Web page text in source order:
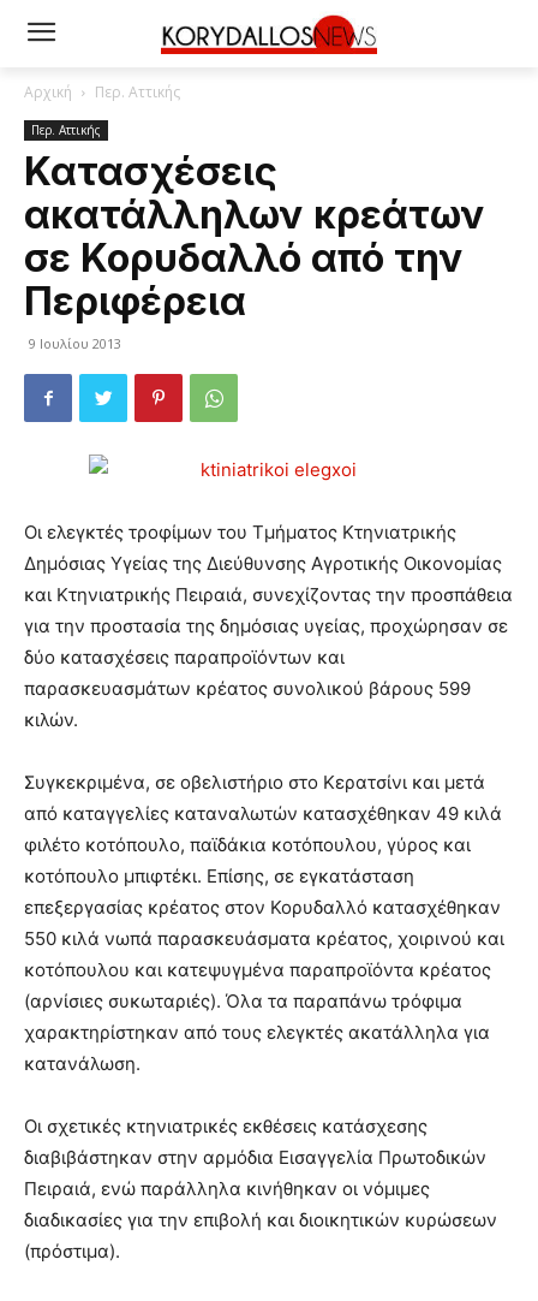
Αρχική Περ. Αττικής
Περ. Αττικής
Κατασχέσεις
ακατάλληλων κρεάτων
σε Κορυδαλλό από την
Περιφέρεια
9 Ιουλίου 2013
Οι ελεγκτές τροφίμων του Τμήματος Κτηνιατρικής
Δημόσιας Υγείας της Διεύθυνσης Αγροτικής Οικονομίας
και Κτηνιατρικής Πειραιά, συνεχίζοντας την προσπάθεια
για την προστασία της δημόσιας υγείας, προχώρησαν σε
δύο κατασχέσεις παραπροϊόντων και
παρασκευασμάτων κρέατος συνολικού βάρους 599
κιλών.
Συγκεκριμένα, σε οβελιστήριο στο Κερατσίνι και μετά
από καταγγελίες καταναλωτών κατασχέθηκαν 49 κιλά
φιλέτο κοτόπουλο, παϊδάκια κοτόπουλου, γύρος και
κοτόπουλο μπιφτέκι. Επίσης, σε εγκατάσταση
επεξεργασίας κρέατος στον Κορυδαλλό κατασχέθηκαν
550 κιλά νωπά παρασκευάσματα κρέατος, χοιρινού και
κοτόπουλου και κατεψυγμένα παραπροϊόντα κρέατος
(αρνίσιες συκωταριές). Όλα τα παραπάνω τρόφιμα
χαρακτηρίστηκαν από τους ελεγκτές ακατάλληλα για
κατανάλωση.
Οι σχετικές κτηνιατρικές εκθέσεις κατάσχεσης
διαβιβάστηκαν στην αρμόδια Εισαγγελία Πρωτοδικών
Πειραιά, ενώ παράλληλα κινήθηκαν οι νόμιμες
διαδικασίες για την επιβολή και διοικητικών κυρώσεων
(πρόστιμα).